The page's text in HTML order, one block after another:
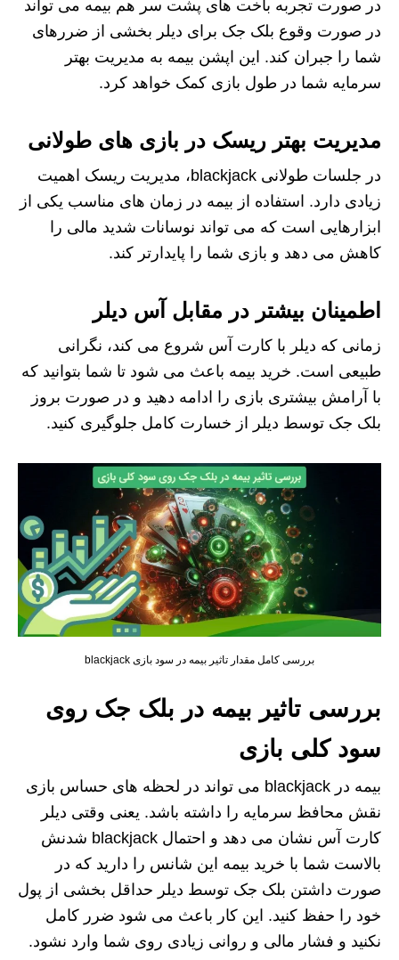
در صورت تجربه باخت های پشت سر هم بیمه می تواند
در صورت وقوع بلک جک برای دیلر بخشی از ضررهای
شما را جبران کند. این اپشن بیمه به مدیریت بهتر
سرمایه شما در طول بازی کمک خواهد کرد.
مدیریت بهتر ریسک در بازی های طولانی
در جلسات طولانی blackjack، مدیریت ریسک اهمیت
زیادی دارد. استفاده از بیمه در زمان های مناسب یکی از
ابزارهایی است که می تواند نوسانات شدید مالی را
کاهش می دهد و بازی شما را پایدارتر کند.
اطمینان بیشتر در مقابل آس دیلر
زمانی که دیلر با کارت آس شروع می کند، نگرانی
طبیعی است. خرید بیمه باعث می شود تا شما بتوانید که
با آرامش بیشتری بازی را ادامه دهید و در صورت بروز
بلک جک توسط دیلر از خسارت کامل جلوگیری کنید.
بررسی کامل مقدار تاثیر بیمه در سود بازی blackjack
بررسی تاثیر بیمه در بلک جک روی
سود کلی بازی
بیمه در blackjack می تواند در لحظه های حساس بازی
نقش محافظ سرمایه را داشته باشد. یعنی وقتی دیلر
کارت آس نشان می دهد و احتمال blackjack شدنش
بالاست شما با خرید بیمه این شانس را دارید که در
صورت داشتن بلک جک توسط دیلر حداقل بخشی از پول
خود را حفظ کنید. این کار باعث می شود ضرر کامل
نکنید و فشار مالی و روانی زیادی روی شما وارد نشود.